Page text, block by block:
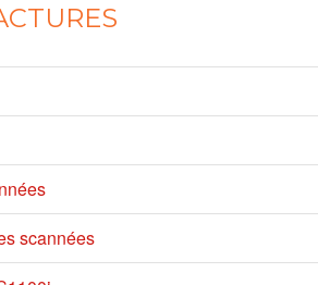
scannées